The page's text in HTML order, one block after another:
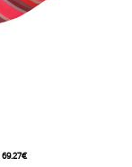
69.27€